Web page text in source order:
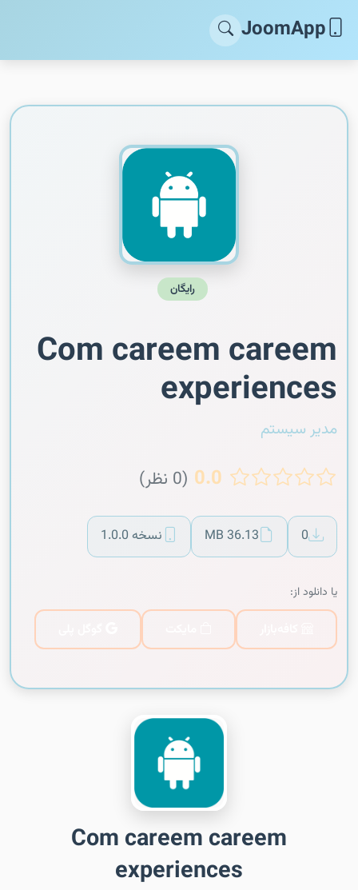
JoomApp
رایگان
Com careem careem
experiences
مدیر سیستم
0.0 (0 نظر)
0
36.13 MB نسخه 1.0.0
یا دانلود از:
Com careem careem
experiences